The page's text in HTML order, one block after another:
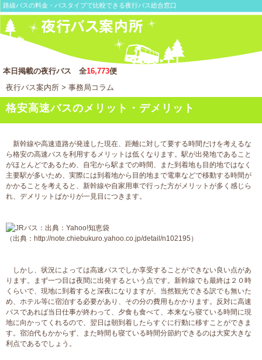
路線バスの料金・バスタイプで比較できる夜行バス総合窓口
本日掲載の夜行バス 全16,773便
夜行バス案内所 > 事務局コラム
格安高速バスのメリット・デメリット
新幹線や高速道路が発達した現在、距離に対して要する時間だけを考えるな
ら格安の高速バスを利用するメリットは低くなります。駅が出発地であること
がほとんどであるため、自宅から駅までの時間、また到着地も目的地ではなく
主要駅が多いため、実際には到着地から目的地まで電車などで移動する時間が
かかることを考えると、新幹線や自家用車で行った方がメリットが多く感じら
れ、デメリットばかりが一見目につきます。
（出典：http://note.chiebukuro.yahoo.co.jp/detail/n102195）
しかし、状況によっては高速バスでしか享受することができない良い点があ
ります。まず一つ目は夜間に出発するという点です。新幹線でも最終は２０時
くらいで、現地に到着すると深夜になりますが、当然観光できる訳でも無いた
め、ホテル等に宿泊する必要があり、その分の費用もかかります。反対に高速
バスであれば当日仕事が終わって、夕食も食べて、本来なら寝ている時間に現
地に向かってくれるので、翌日は朝到着したらすぐに行動に移すことができま
す。宿泊代もかからず、また時間も寝ている時間分節約できるのは大変大きな
利点であるでしょう。